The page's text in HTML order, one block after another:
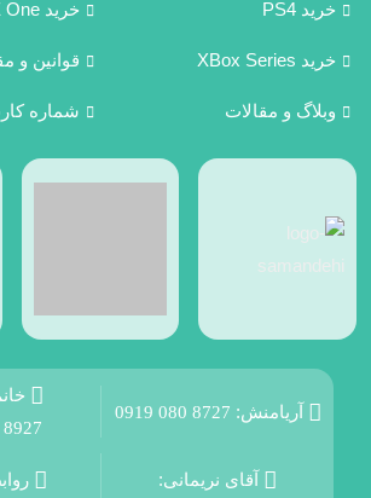
خرید PS4 خرید XBOX One
خرید XBox Series قوانین و
وبلاگ و مقالات شماره
آریامنش: 0919 080 8727
آقای نریمانی: